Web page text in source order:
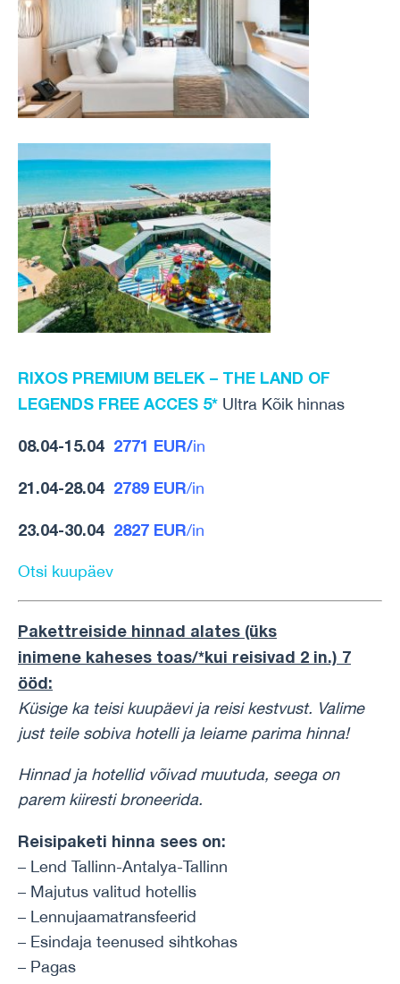
RIXOS PREMIUM BELEK – THE LAND OF
LEGENDS FREE ACCES 5* Ultra Kõik hinnas
08.04-15.04 2771 EUR/in
21.04-28.04 2789 EUR/in
23.04-30.04 2827 EUR/in
Otsi kuupäev
Pakettreiside hinnad alates (üks
inimene kaheses toas/*kui reisivad 2 in.) 7
ööd:
Küsige ka teisi kuupäevi ja reisi kestvust. Valime
just teile sobiva hotelli ja leiame parima hinna!
Hinnad ja hotellid võivad muutuda, seega on
parem kiiresti broneerida.
Reisipaketi hinna sees on:
– Lend Tallinn-Antalya-Tallinn
– Majutus valitud hotellis
– Lennujaamatransfeerid
– Esindaja teenused sihtkohas
– Pagas